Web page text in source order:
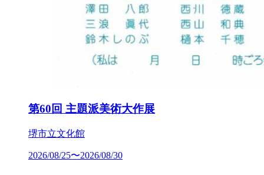
第60回 主題派美術大作展
堺市立文化館
2026/08/25〜2026/08/30